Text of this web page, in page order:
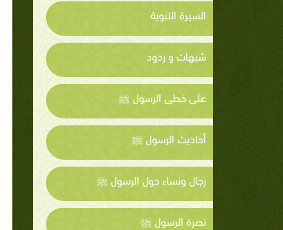
السيرة النبوية
شبهات و ردود
على خطى الرسول ﷺ
أحاديث الرسول ﷺ
رجال ونساء حول الرسول ﷺ
نصرة الرسول ﷺ